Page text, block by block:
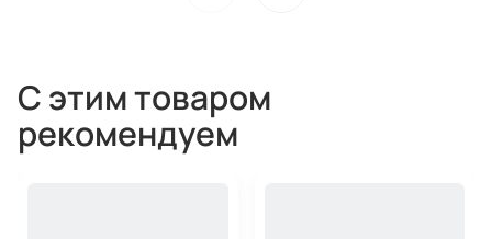
С этим товаром
рекомендуем